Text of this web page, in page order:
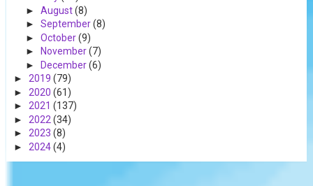
► August(8)
► September(8)
► October(9)
►
November(7)
► December(6)
► 2019 (79)
► 2020 (61)
► 2021 (137)
► 2022 (34)
► 2023 (8)
► 2024(4)